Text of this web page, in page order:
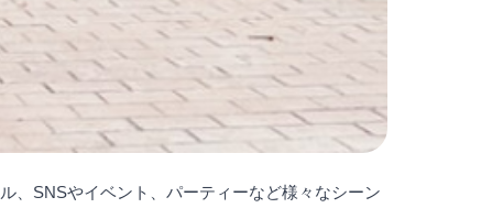
、SNSやイベント、パーティーなど様々なシーン